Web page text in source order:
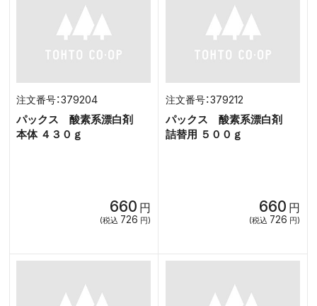
379204
パックス 酸素系漂白剤
本体 ４３０ｇ
660 円
(税込 726 円)
379212
パックス 酸素系漂白剤
詰替用 ５００ｇ
660 円
(税込 726 円)